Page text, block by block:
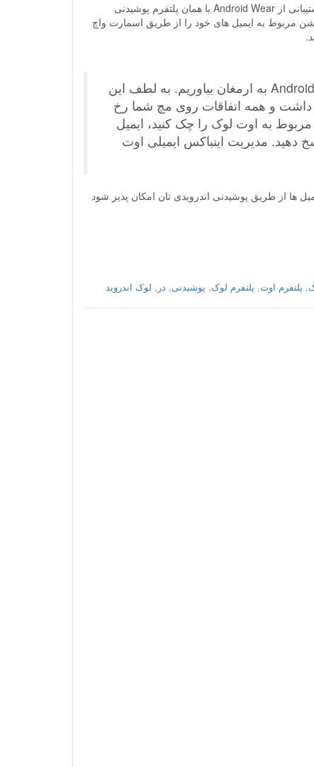
در واقع ماجرا از این قرار است که در جدیدترین آپدیت ارائه شده برای این اپلیکیشن پشتیبانی از Android Wear یا همان پلتفرم پوشیدنی
مربوط به ایمیل های خود را از طریق اسمارت واچ
این هفته می خواهیم بهترین های اوت لوک را برای کاربران Android Wear به ارمغان بیاوریم. به لطف این
داشت و همه اتفاقات روی مچ شما رخ
به اوت لوک را چک کنید، ایمیل
دهید. مدیریت اینباکس ایمیلی اوت
ها از طریق پوشیدنی اندرویدی تان امکان پذیر شود
, پلتفرم اوت, پلتفرم لوک, پوشیدنی, در , لوک اندروید